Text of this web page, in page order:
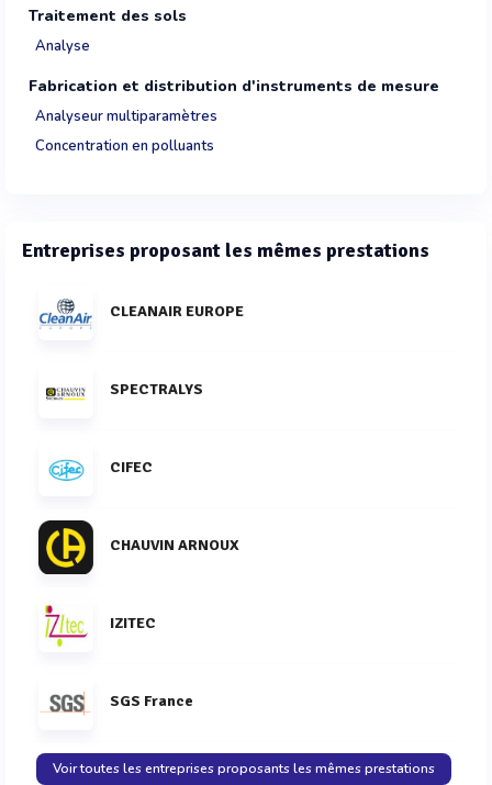
Traitement des sols
Analyse
Fabrication et distribution d'instruments de mesure
Analyseur multiparamètres
Concentration en polluants
Entreprises proposant les mêmes prestations
CLEANAIR EUROPE
SPECTRALYS
CIFEC
CHAUVIN ARNOUX
IZITEC
SGS France
Voir toutes les entreprises proposants les mêmes prestations